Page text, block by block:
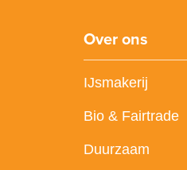
Over ons
IJsmakerij
Bio & Fairtrade
Duurzaam